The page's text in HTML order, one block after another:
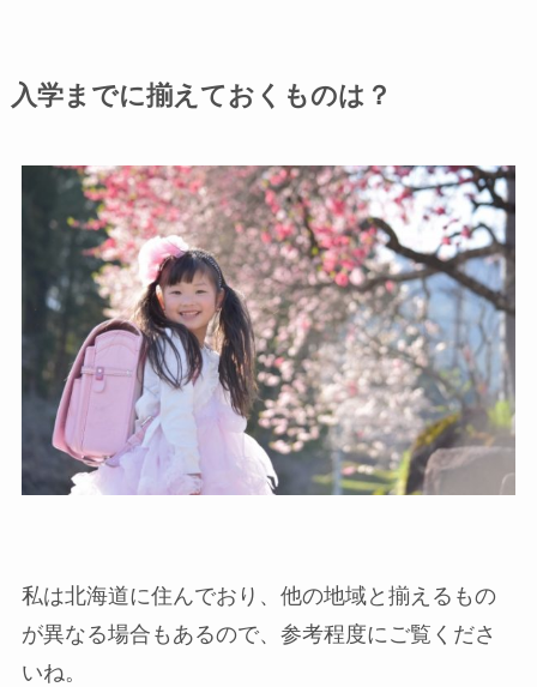
入学までに揃えておくものは？
私は北海道に住んでおり、他の地域と揃えるもの
が異なる場合もあるので、参考程度にご覧くださ
いね。